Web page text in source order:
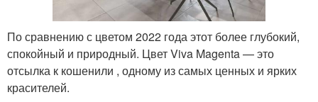
По сравнению с цветом 2022 года этот более глубокий,
спокойный и природный. Цвет Viva Magenta — это
отсылка к кошенили , одному из самых ценных и ярких
красителей.